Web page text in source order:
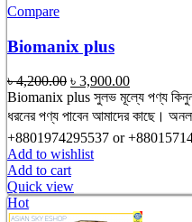
Compare
Biomanix plus
৳4,200.00 Original
price
was:
৳ 4,200.00.
৳ 3,900.00Current
price
is:
৳ 3,900.00.
Biomanix plus সুলভ মূল্যে পণ্য
ধরনের পণ্য পাবেন আমাদের কাছে।
+8801974295537 or
Add to wishlist
Add to cart
Quick view
Hot